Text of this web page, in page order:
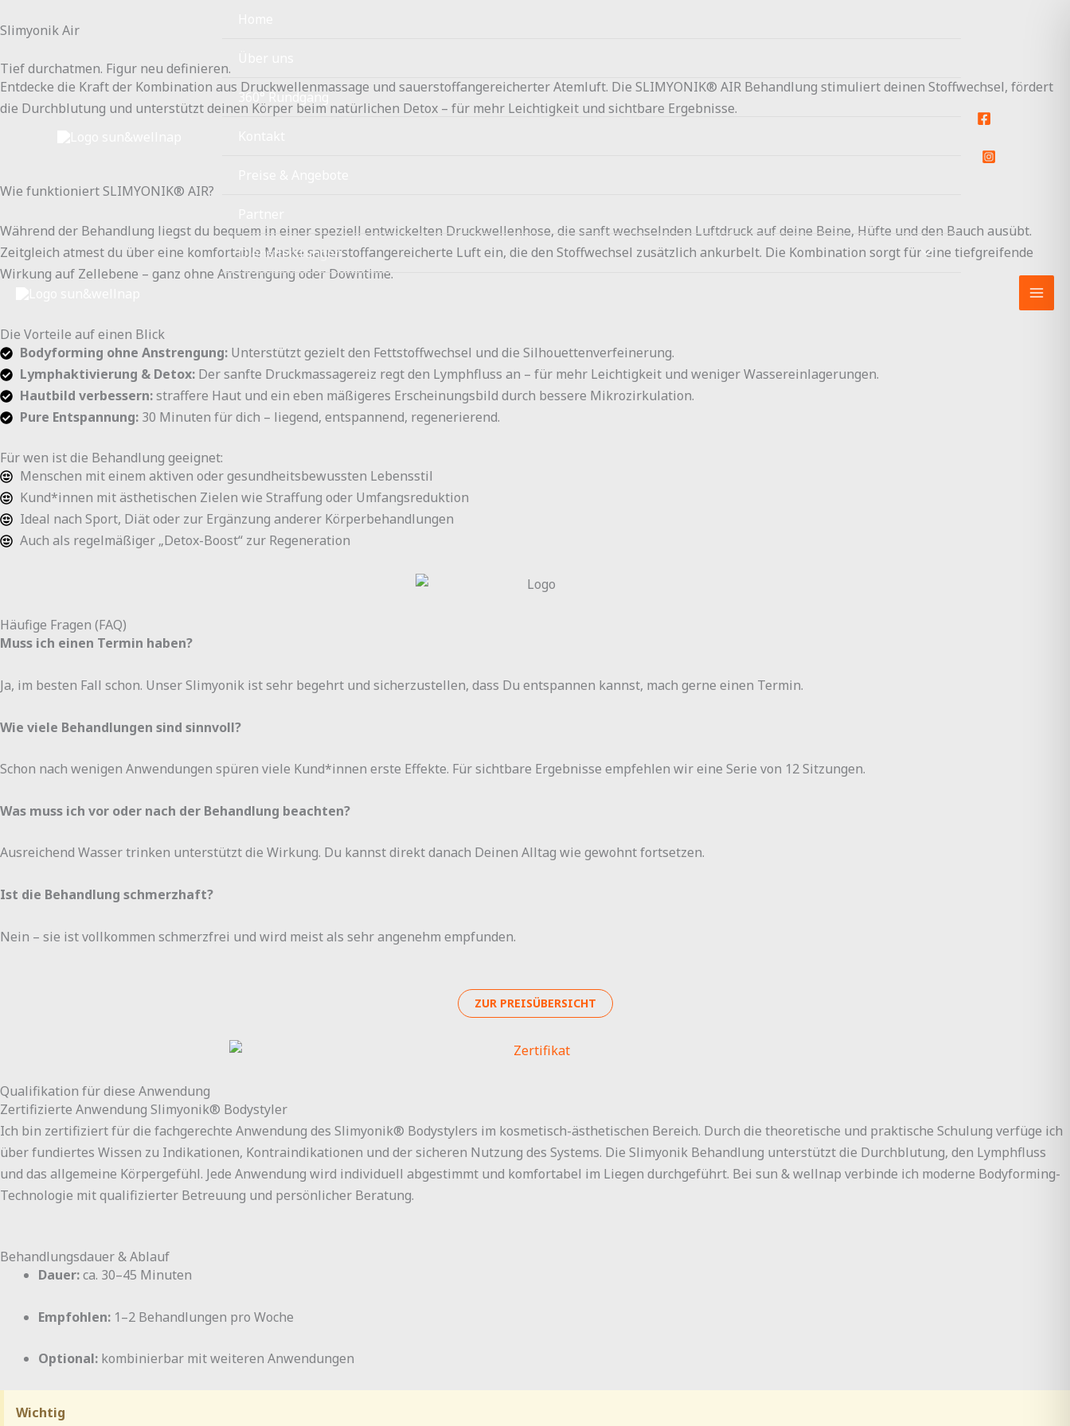
Inhalt
360° Rundgang
Dienstleistungen
Slimyonik Air
Tief durchatmen. Figur neu definieren.
Entdecke die Kraft der Kombination aus Druckwellenmassage und sauerstoffangereicherter Atemluft. Die SLIMYONIK® AIR Behandlung stimuliert deinen Stoffwechsel, fördert
die Durchblutung und unterstützt deinen Körper beim natürlichen Detox – für mehr Leichtigkeit und sichtbare Ergebnisse.
Wie funktioniert SLIMYONIK® AIR?
Während der Behandlung liegst du bequem in einer speziell entwickelten Druckwellenhose, die sanft wechselnden Luftdruck auf deine Beine, Hüfte und den Bauch ausübt.
Zeitgleich atmest du über eine komfortable Maske sauerstoffangereicherte Luft ein, die den Stoffwechsel zusätzlich ankurbelt. Die Kombination sorgt für eine tiefgreifende
Wirkung auf Zellebene – ganz ohne Anstrengung oder Downtime.
Die Vorteile auf einen Blick
Bodyforming ohne Anstrengung: Unterstützt gezielt den Fettstoffwechsel und die Silhouettenverfeinerung.
Lymphaktivierung & Detox: Der sanfte Druckmassagereiz regt den Lymphfluss an – für mehr Leichtigkeit und weniger Wassereinlagerungen.
Hautbild verbessern:straffere Haut und ein eben mäßigeres Erscheinungsbild durch bessere Mikrozirkulation.
Pure Entspannung: 30 Minuten für dich – liegend, entspannend, regenerierend.
Für wen ist die Behandlung geeignet:
Menschen mit einem aktiven oder gesundheitsbewussten Lebensstil
Kund*innen mit ästhetischen Zielen wie Straffung oder Umfangsreduktion
Ideal nach Sport, Diät oder zur Ergänzung anderer Körperbehandlungen
Auch als regelmäßiger „Detox-Boost“ zur Regeneration
Häufige Fragen (FAQ)
Muss ich einen Termin haben?
Ja, im besten Fall schon. Unser Slimyonik ist sehr begehrt und sicherzustellen, dass Du entspannen kannst, mach gerne einen Termin.
Wie viele Behandlungen sind sinnvoll?
Schon nach wenigen Anwendungen spüren viele Kund*innen erste Effekte. Für sichtbare Ergebnisse empfehlen wir eine Serie von 12 Sitzungen.
Was muss ich vor oder nach der Behandlung beachten?
Ausreichend Wasser trinken unterstützt die Wirkung. Du kannst direkt danach Deinen Alltag wie gewohnt fortsetzen.
Ist die Behandlung schmerzhaft?
Nein – sie ist vollkommen schmerzfrei und wird meist als sehr angenehm empfunden.
ZUR PREISÜBERSICHT
Qualifikation für diese Anwendung
Zertifizierte Anwendung Slimyonik® Bodystyler
Ich bin zertifiziert für die fachgerechte Anwendung des Slimyonik® Bodystylers im kosmetisch-ästhetischen Bereich. Durch die theoretische und praktische Schulung verfüge ich
über fundiertes Wissen zu Indikationen, Kontraindikationen und der sicheren Nutzung des Systems. Die Slimyonik Behandlung unterstützt die Durchblutung, den Lymphfluss
und das allgemeine Körpergefühl. Jede Anwendung wird individuell abgestimmt und komfortabel im Liegen durchgeführt. Bei sun & wellnap verbinde ich moderne Bodyforming-
Technologie mit qualifizierter Betreuung und persönlicher Beratung.
Behandlungsdauer & Ablauf
Dauer:ca. 30–45 Minuten
Empfohlen: 1–2 Behandlungen pro Woche
Optional: kombinierbar mit weiteren Anwendungen
Wichtig